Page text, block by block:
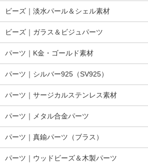
ビーズ｜淡水パール＆シェル素材
ビーズ｜ガラス＆ビジュパーツ
パーツ｜K金・ゴールド素材
パーツ｜シルバー925（SV925）
パーツ｜サージカルステンレス素材
パーツ｜メタル合金パーツ
パーツ｜真鍮パーツ（ブラス）
パーツ｜ウッドビーズ＆木製パーツ